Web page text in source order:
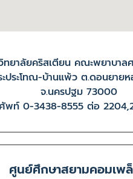
ทยาลัยคริสเตียน คณะพยาบาล
ประโทณ-บ้านแพ้ว ต.ดอนยาย
จ.นครปฐม 73000
พท์ 0-3438-8555 ต่อ
ศูนย์ศึกษาสยามคอมเพ